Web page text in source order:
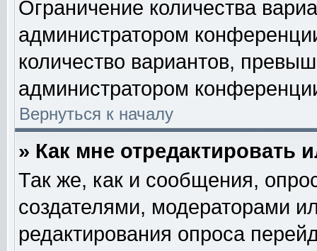
Ограничение количества
администратором
количество вариантов,
администратором
Вернуться к началу
» Как мне отредактировать
Так же, как и сообщения,
создателями, модераторами
редактирования опроса